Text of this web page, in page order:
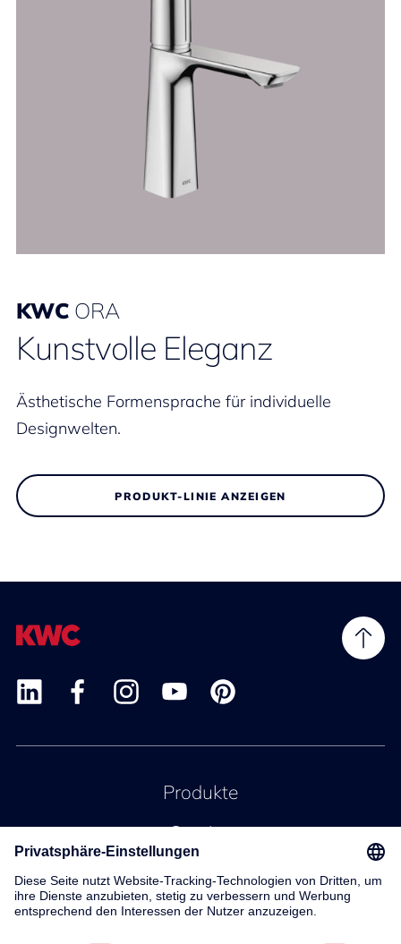
KWC ORA
Kunstvolle Eleganz
Ästhetische Formensprache für individuelle
Designwelten.
PRODUKT-LINIE ANZEIGEN
Produkte
Service
Kontakt
Über uns